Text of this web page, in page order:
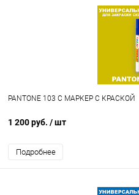
PANTONE 103 C МАРКЕР С КРАСКОЙ
1 200 руб. / шт
Подробнее